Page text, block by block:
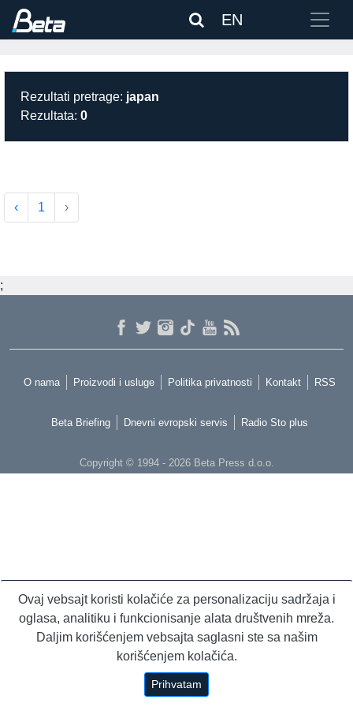
EN
Rezultati pretrage: japan
Rezultata: 0
‹ 1 ›
;
O nama Proizvodi i usluge Politika privatnosti Kontakt RSS
Beta Briefing Dnevni evropski servis Radio Sto plus
Copyright © 1994 - 2026 Beta Press d.o.o.
Ovaj vebsajt koristi kolačiće za personalizaciju sadržaja i
oglasa, analitiku i funkcionisanje alata društvenih mreža.
Daljim korišćenjem vebsajta saglasni ste sa našim
korišćenjem kolačića.
Prihvatam